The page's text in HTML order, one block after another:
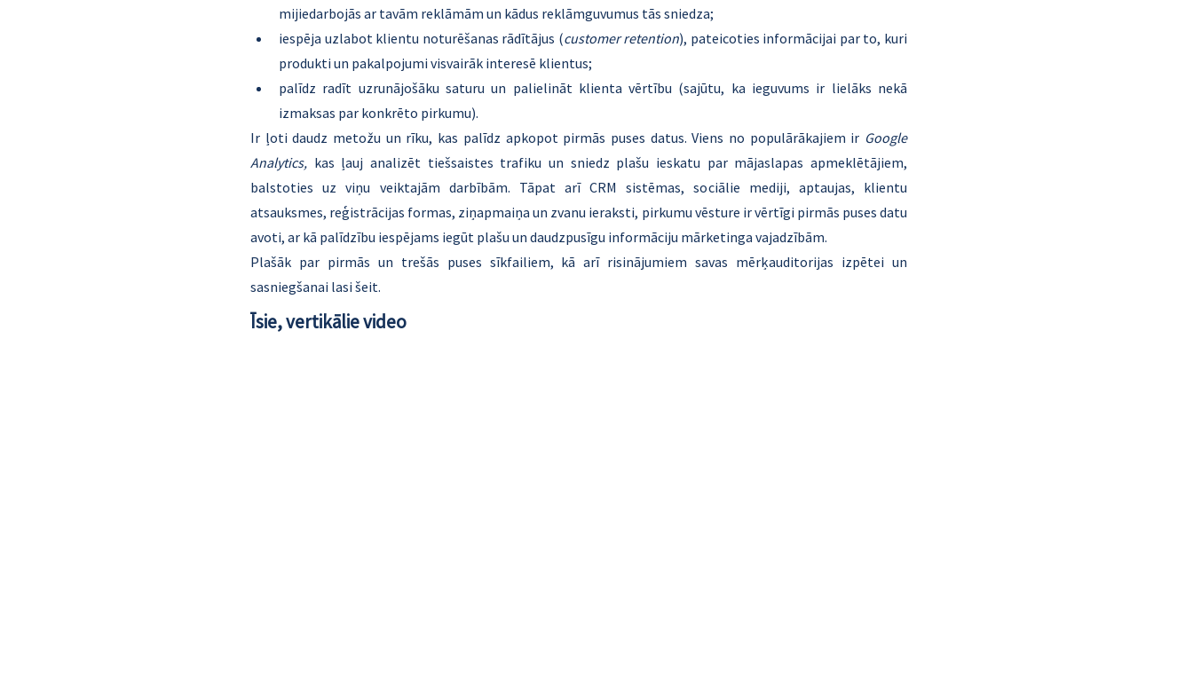
mijiedarbojās ar tavām reklāmām un kādus reklāmguvumus tās sniedza;
iespēja uzlabot klientu noturēšanas rādītājus (customer retention), pateicoties informācijai par to, kuri
produkti un pakalpojumi visvairāk interesē klientus;
palīdz radīt uzrunājošāku saturu un palielināt klienta vērtību (sajūtu, ka ieguvums ir lielāks nekā
izmaksas par konkrēto pirkumu).
Ir ļoti daudz metožu un rīku, kas palīdz apkopot pirmās puses datus. Viens no populārākajiem ir Google
Analytics, kas ļauj analizēt tiešsaistes trafiku un sniedz plašu ieskatu par mājaslapas apmeklētājiem,
balstoties uz viņu veiktajām darbībām. Tāpat arī CRM sistēmas, sociālie mediji, aptaujas, klientu
atsauksmes, reģistrācijas formas, ziņapmaiņa un zvanu ieraksti, pirkumu vēsture ir vērtīgi pirmās puses datu
avoti, ar kā palīdzību iespējams iegūt plašu un daudzpusīgu informāciju mārketinga vajadzībām.
Plašāk par pirmās un trešās puses sīkfailiem, kā arī risinājumiem savas mērķauditorijas izpētei un
sasniegšanai lasi šeit.
Īsie, vertikālie video